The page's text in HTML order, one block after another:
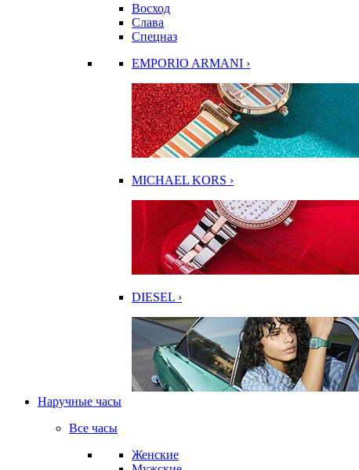
Восход
Слава
Спецназ
EMPORIO ARMANI ›
MICHAEL KORS ›
DIESEL ›
Наручные часы
Все часы
Женские